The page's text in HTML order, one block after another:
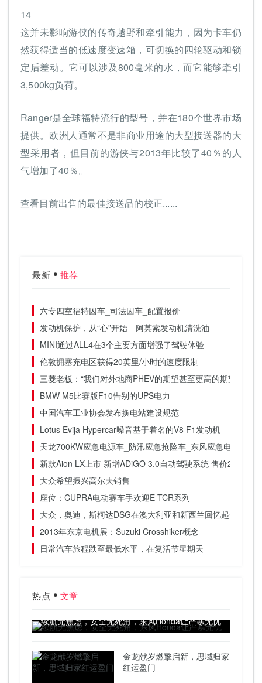
14
这并未影响游侠的传奇越野和牵引能力，因为卡车仍
然获得适当的低速度变速箱，可切换的四轮驱动和锁
定后差动。它可以涉及800毫米的水，而它能够牵引
3,500kg负荷。
Ranger是全球福特流行的型号，并在180个世界市场
提供。欧洲人通常不是非商业用途的大型接送器的大
型采用者，但目前的游侠与2013年比较了40％的人
气增加了40％。
查看目前出售的最佳接送品的校正......
最新 推荐
六专四室福特囚车_司法囚车_配置报价
发动机保护，从“心”开始—阿莫索发动机清洗油
MINI通过ALL4在3个主要方面增强了驾驶体验
伦敦拥塞充电区获得20英里/小时的速度限制
三菱老板：“我们对外地商PHEV的期望甚至更高的期望”
BMW M5比赛版F10告别的UPS电力
中国汽车工业协会发布换电站建设规范
Lotus Evija Hypercar噪音基于着名的V8 F1发动机
天龙700KW应急电源车_防汛应急抢险车_东风应急电源车
新款Aion LX上市 新增ADiGO 3.0自动驾驶系统 售价22.96万
大众希望振兴高尔夫销售
座位：CUPRA电动赛车手欢迎E TCR系列
大众，奥迪，斯柯达DSG在澳大利亚和新西兰回忆起来
2013年东京电机展：Suzuki Crosshiker概念
日常汽车旅程跌至最低水平，在复活节星期天
热点 文章
续航无焦虑，安全无死角，东风Honda让严寒无忧
金龙献岁燃擎启新，思域归家
红运盈门